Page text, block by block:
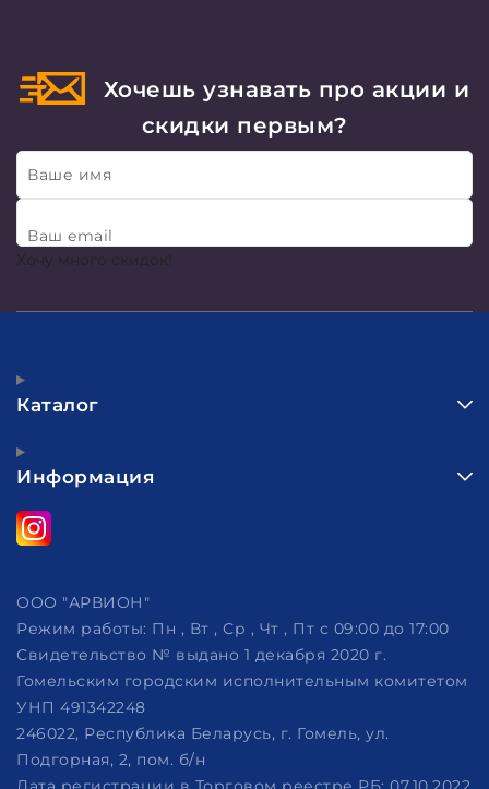
Хочешь узнавать про акции и
скидки первым?
Ваше имя
Ваш email
Хочу много скидок!
Каталог
Информация
ООО "АРВИОН"
Режим работы: Пн , Вт , Ср , Чт , Пт c 09:00 до 17:00
Свидетельство № выдано 1 декабря 2020 г.
Гомельским городским исполнительным комитетом
УНП 491342248
246022, Республика Беларусь, г. Гомель, ул.
Подгорная, 2, пом. б/н